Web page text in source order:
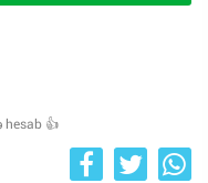
hesab 👍